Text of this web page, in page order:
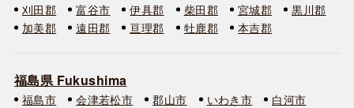
刈田郡
富谷市 伊具郡 柴田郡 宮城郡
黒川郡
加美郡
遠田郡 亘理郡 牡鹿郡 本吉郡
福島県 Fukushima
福島市 会津若松市 郡山市 いわき市
白河市